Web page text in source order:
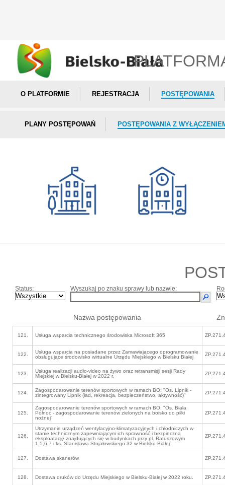
O PLATFORMIE REJESTRACJA POSTĘPOWANIA
PLANY POSTĘPOWAŃ POSTĘPOWANIA Z
Status: Wyszukaj po znaku sprawy lub nazwie:
Nazwa postępowania
121. Usługa wsparcia technicznego środowiska Microsoft 365
122.
Usługa wsparcia na posiadane przez Zamawiającego oprogramowanie
obsługujące środowisko wirtualne Urzędu Miejskiego w Bielsku Białej
123.
Usługa realizacji audio-video na żywo oraz retransmisji sesji Rady
Miejskiej w Bielsku-Białej w 2022 r.
124.
Zagospodarowanie terenów sportowych w ramach BO: "Os. Lipnik -
zintegrowany Lipnik (ład, rekreacja, bezpieczeństwo, aktywność)"
125.
Zagospodarowanie terenów sportowych w ramach BO: "Os. Biała
Północ - zagospodarowanie terenów zielonych na boisko do piłki
nożnej"
126.
Utrzymanie urządzeń wentylacyjno-klimatyzacyjnych i chłodniczych w
stanie technicznym zapewniającym ich sprawność i bezpieczną
eksploatację znajdujących się w budynkach przy pl. Ratuszowym
1,5,6,7 i ks. Stanisława Stojałowskiego 32 w Bielsku-Białej
127. Dostawa skanerów
128. Dostawa druków do Urzędu Miejskiego w Bielsku-Białej w 2022 roku.